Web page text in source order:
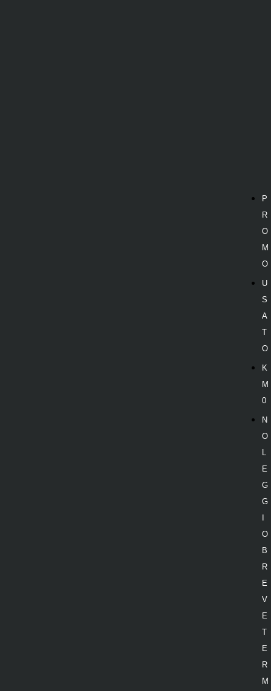
P
R
O
M
O
U
S
A
T
O
K
M
0
N
O
L
E
G
G
O
B
R
E
V
E
T
E
R
M